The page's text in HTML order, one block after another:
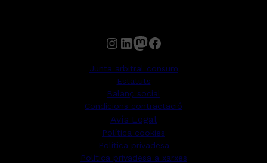
Instagram LinkedIn Mastodon Facebook
Junta arbitral consum
Estatuts
Balanç social
Condicions contractació
Avís Legal
Política cookies
Política privadesa
Política privadesa a xarxes